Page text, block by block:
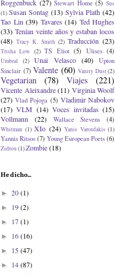
Roggenbuck (27) Stewart Home (5) Sus
(1) Susan Sontag (13) Sylvia Plath (42)
Tao Lin (39) Tavares (14) Ted Hughes
(33) Tenían veinte años y estaban locos
(48) Tracy K. Smith (2) Traducción (23)
Trisha Low (2) TS Eliot (5) Ulises (4)
Umbral (2) Unai Velasco (40)
Upton
Sinclair (7) Valente (60) Vanity Dust(2)
Vegetarian (78) Viajes (221)
Vicente Aleixandre (11) Virginia Woolf
(27) Vlad Pojoga (5) Vladimir Nabokov
(17) VLM (14) Voces invitadas (15)
Vollmann
(22) Wallace Stevens (4)
Whitman (1) XIo (24) Yanis Varoufakis (1)
Yannis Ritsos (7) Young European Poets (6)
Zidrou(1)Zombie(18)
He dicho...
► 20(1)
► 19(2)
► 17(1)
► 16(16)
► 15(47)
► 14(87)